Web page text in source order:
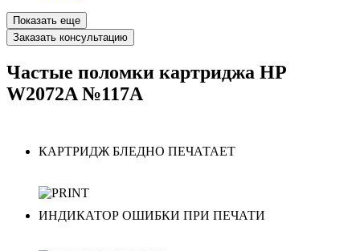
Показать еще
Заказать консультацию
Частые поломки картриджа HP
W2072A №117A
КАРТРИДЖ БЛЕДНО ПЕЧАТАЕТ
ИНДИКАТОР ОШИБКИ ПРИ ПЕЧАТИ